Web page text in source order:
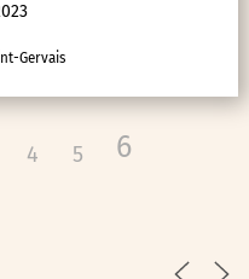
Gervais
4 5 6